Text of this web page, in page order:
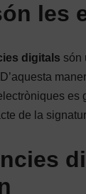
les
digitals són
es
de la